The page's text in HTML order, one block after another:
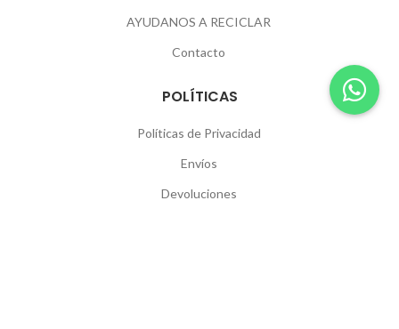
AYUDANOS A RECICLAR
Contacto
POLÍTICAS
Políticas de Privacidad
Envíos
Devoluciones